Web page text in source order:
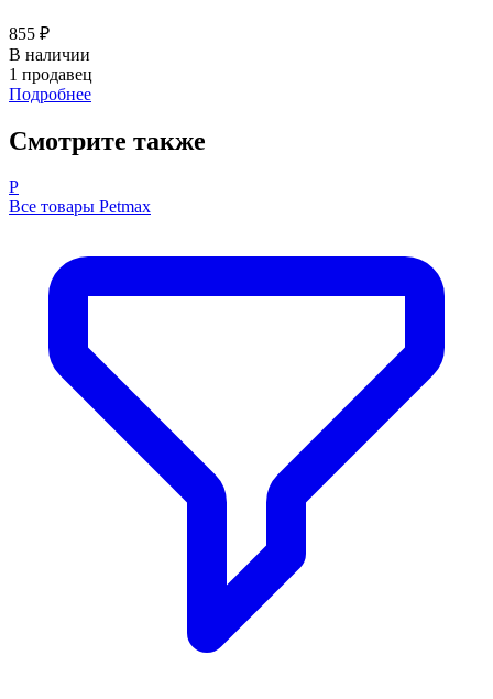
855 ₽
В наличии
1 продавец
Подробнее
Смотрите также
P
Все товары Petmax